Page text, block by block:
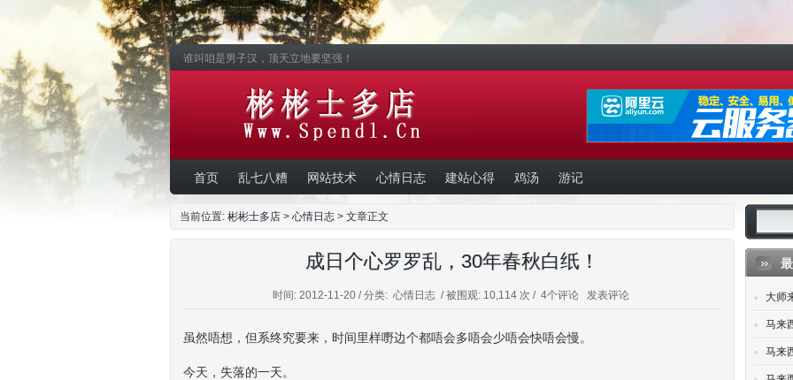
谁叫咱是男子汉，顶天立地要坚强！
首页 乱七八糟 网站技术 心情日志 建站心得 鸡汤 游记
当前位置: 彬彬士多店 > 心情日志 > 文章正文
成日个心罗罗乱，30年春秋白纸！
时间: 2012-11-20 / 分类: 心情日志 / 被围观: 10,114 次 / 4个评论 发表评论
虽然唔想，但系终究要来，时间里样嘢边个都唔会多唔会少唔会快唔会慢。
今天，失落的一天。
大师
马来
马来